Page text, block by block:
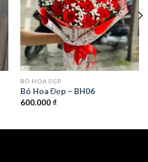
BÓ HOA ĐẸP
Bó Hoa Đẹp – BH06
600.000₫